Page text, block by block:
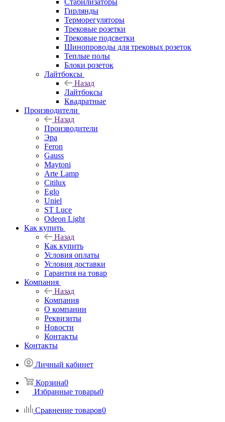
Стабилизаторы
Гирлянды
Терморегуляторы
Трековые розетки
Трековые подсветки
Шинопроводы для трековых розеток
Теплые полы
Блоки розеток
Лайтбоксы
Назад
Лайтбоксы
Квадратные
Производители
Назад
Производители
Эра
Feron
Gauss
Maytoni
Arte Lamp
Citilux
Eglo
Uniel
ST Luce
Odeon Light
Как купить
Назад
Как купить
Условия оплаты
Условия доставки
Гарантия на товар
Компания
Назад
Компания
О компании
Реквизиты
Новости
Контакты
Контакты
Личный кабинет
Корзина0
Избранные товары0
Сравнение товаров0